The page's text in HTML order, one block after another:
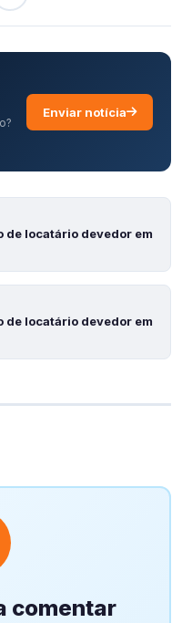
Enviar notícia
de locatário devedor em
de locatário devedor em
comentar